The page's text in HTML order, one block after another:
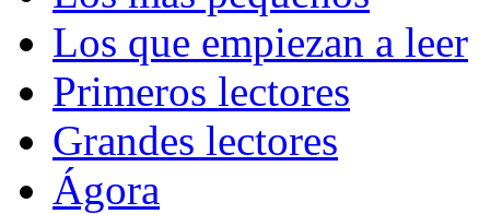
Los que empiezan a leer
Primeros lectores
Grandes lectores
Ágora